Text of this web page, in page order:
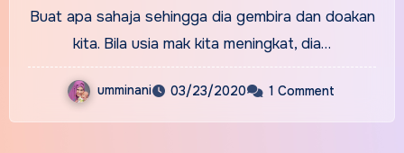
Buat apa sahaja sehingga dia gembira dan doakan
kita. Bila usia mak kita meningkat, dia…
umminani 03/23/2020 1 Comment